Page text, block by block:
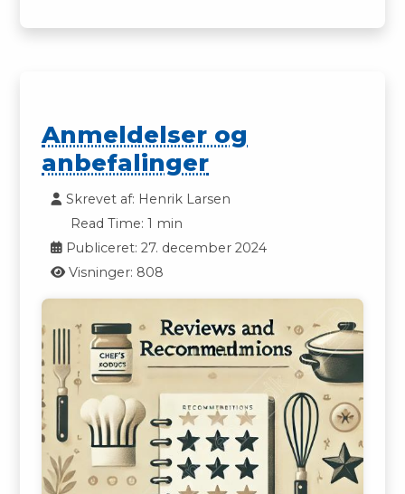
Anmeldelser og
anbefalinger
Skrevet af: Henrik Larsen
Read Time: 1 min
Publiceret: 27. december 2024
Visninger: 808